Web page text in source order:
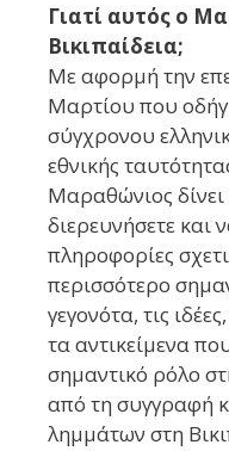
Γιατί αυτός ο
Βικιπαίδεια;
Με αφορμή την
Μαρτίου που
σύγχρονου
εθνικής
Μαραθώνιος
διερευνήσετε και
πληροφορίες
περισσότερο
γεγονότα, τις
τα αντικείμενα
σημαντικό ρόλο
από τη συγγραφή
λημμάτων στη